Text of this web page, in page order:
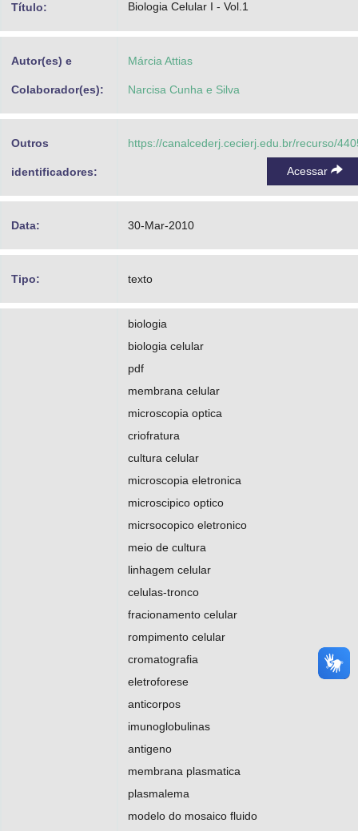
Planalto
Título: Biologia Celular I - Vol.1
Autor(es) e
Colaborador(es):
Márcia Attias
Narcisa Cunha e Silva
Outros
identificadores:
https://canalcederj.cecierj.edu.br/recurso/
Acessar
Data: 30-Mar-2010
Tipo: texto
biologia
biologia celular
pdf
membrana celular
microscopia optica
criofratura
cultura celular
microscopia eletronica
microscipico optico
micrsocopico eletronico
meio de cultura
linhagem celular
celulas-tronco
fracionamento celular
rompimento celular
cromatografia
eletroforese
anticorpos
imunoglobulinas
antigeno
membrana plasmatica
plasmalema
modelo do mosaico fluido